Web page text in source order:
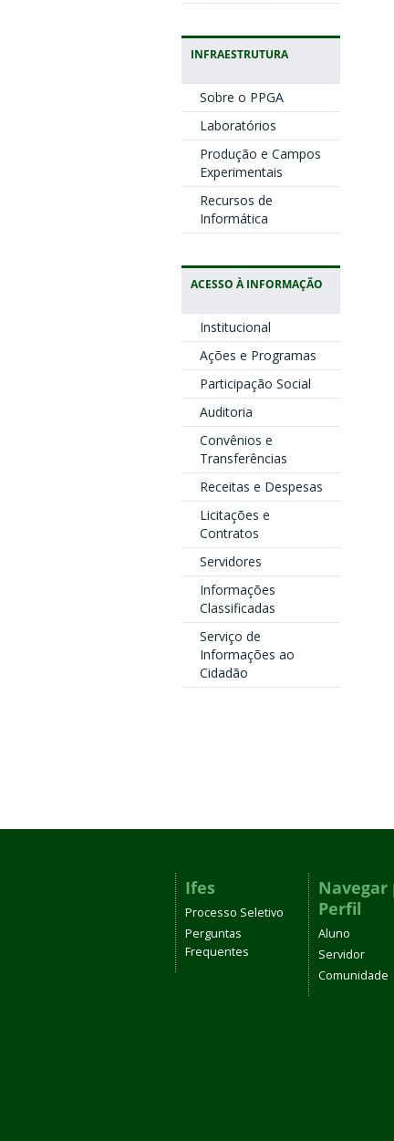
INFRAESTRUTURA
Sobre o PPGA
Laboratórios
Produção e Campos
Experimentais
Recursos de
Informática
ACESSO À INFORMAÇÃO
Institucional
Ações e Programas
Participação Social
Auditoria
Convênios e
Transferências
Receitas e Despesas
Licitações e
Contratos
Servidores
Informações
Classificadas
Serviço de
Informações ao
Cidadão
Ifes
Processo Seletivo
Perguntas
Frequentes
Navegar
Perfil
Aluno
Servidor
Comunidade